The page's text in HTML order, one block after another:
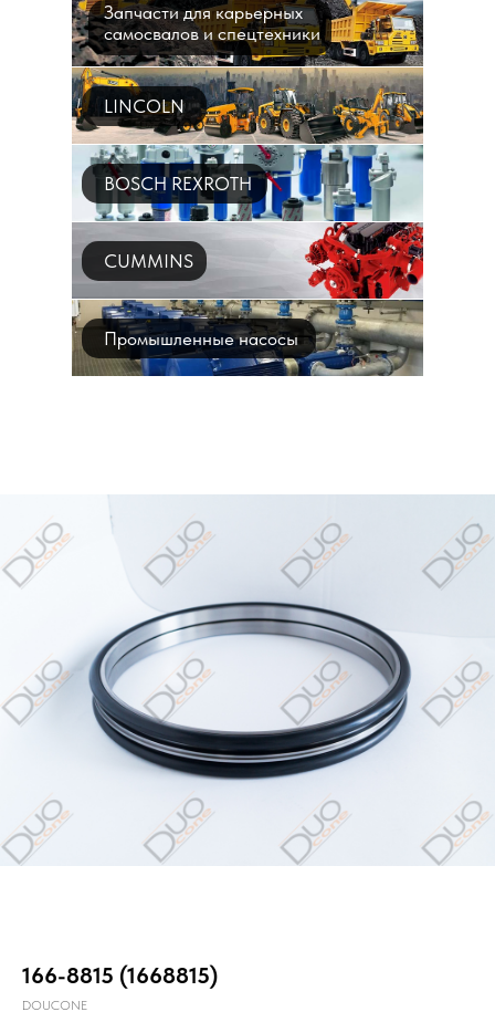
Запчасти для карьерных
самосвалов и спецтехники
LINCOLN
BOSCH REXROTH
CUMMINS
Промышленные насосы
166-8815 (1668815)
DOUCONE